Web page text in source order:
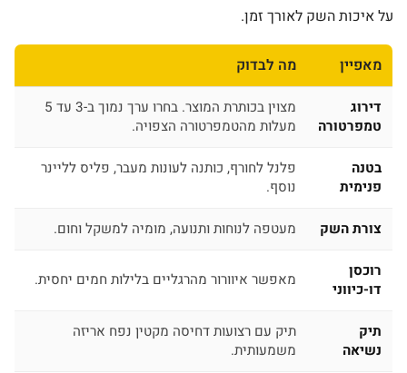
על איכות השק לאורך זמן.
מאפיין מה לבדוק
דירוג
טמפרטורה
מצוין בכותרת המוצר. בחרו ערך נמוך ב-3 עד 5
מעלות מהטמפרטורה הצפויה.
בטנה
פנימית
פלנל לחורף, כותנה לעונות מעבר, פליס לליינר
נוסף.
צורת השק מעטפה לנוחות ותנועה, מומיה למשקל וחום.
רוכסן
דו-כיווני
מאפשר איוורור מהרגליים בלילות חמים יחסית.
תיק
נשיאה
תיק עם רצועות דחיסה מקטין נפח אריזה
משמעותית.